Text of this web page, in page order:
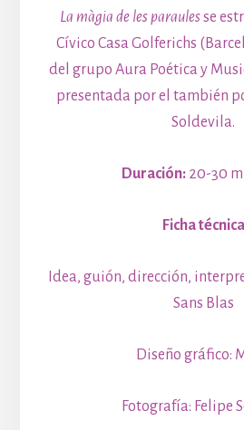
La màgia de les paraulesse
Cívico Casa Golferichs
del grupo Aura Poética y
presentada por el también
Soldevila.
Duración: 20-30
Ficha técnica
Idea, guión, dirección,
Sans Blas
Diseño gráfico:
Fotografía: Felipe